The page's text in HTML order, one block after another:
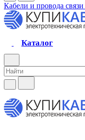
Кабели и провода связи
Каталог